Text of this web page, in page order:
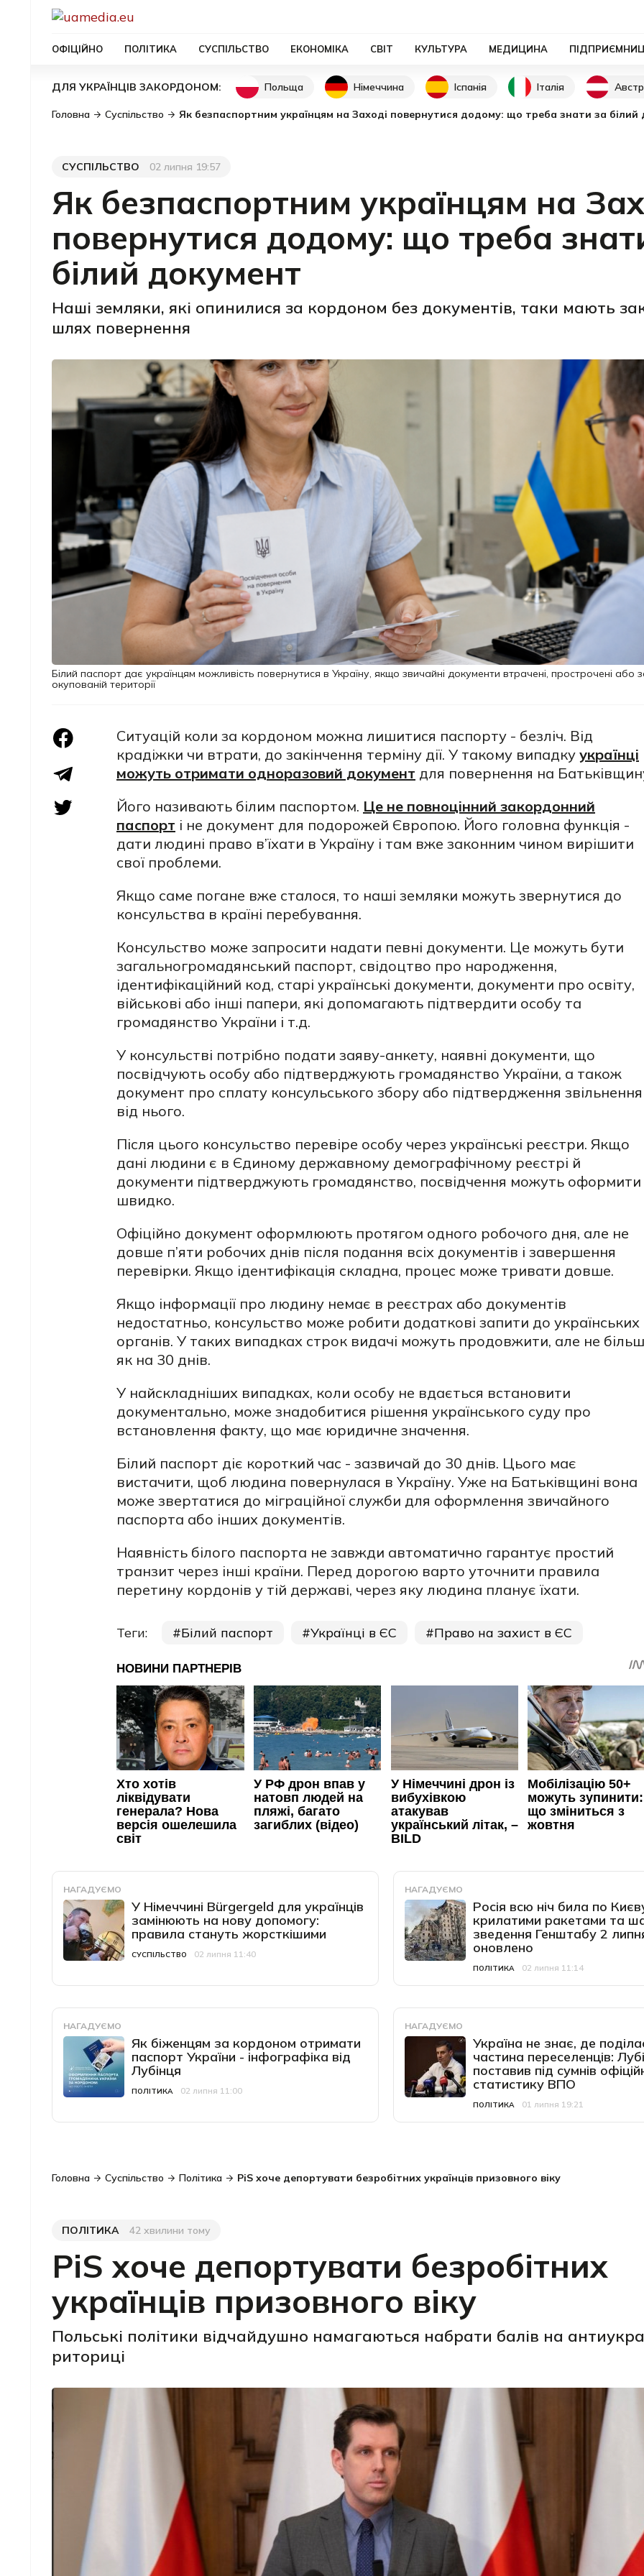
ОФІЦІЙНО ПОЛІТИКА СУСПІЛЬСТВО ЕКОНОМІКА СВІТ КУЛЬТУРА МЕДИЦИНА
ДЛЯ УКРАЇНЦІВ ЗАКОРДОНОМ: Польща Німеччина Іспанія Італія
Головна Суспільство Як безпаспортним українцям на Заході повернутися додому: що треба знати за білий
Категорія
СУСПІЛЬСТВО
Дата публікації02 липня 19:57
Як безпаспортним українцям на
повернутися додому: що треба
білий документ
Наші земляки, які опинилися за кордоном без документів, таки мають
шлях повернення
Білий паспорт дає українцям можливість повернутися в Україну, якщо звичайні документи втрачені, прострочені або
окупованій території
Ситуацій коли за кордоном можна лишитися паспорту - безліч. Від
крадіжки чи втрати, до закінчення терміну дії. У такому випадку українці
можуть отримати одноразовий документ для повернення на
Його називають білим паспортом. Це не повноцінний закордонний
паспорт і не документ для подорожей Європою. Його головна функція -
дати людині право в’їхати в Україну і там вже законним чином вирішити
свої проблеми.
Якщо саме погане вже сталося, то наші земляки можуть звернутися до
консульства в країні перебування.
Консульство може запросити надати певні документи. Це можуть бути
загальногромадянський паспорт, свідоцтво про народження,
ідентифікаційний код, старі українські документи, документи про освіту,
військові або інші папери, які допомагають підтвердити особу та
громадянство України і т.д.
У консульстві потрібно подати заяву-анкету, наявні документи, що
посвідчують особу або підтверджують громадянство України, а також
документ про сплату консульського збору або підтвердження звільнення
від нього.
Після цього консульство перевіре особу через українські реєстри. Якщо
дані людини є в Єдиному державному демографічному реєстрі й
документи підтверджують громадянство, посвідчення можуть оформити
швидко.
Офіційно документ оформлюють протягом одного робочого дня, але не
довше п’яти робочих днів після подання всіх документів і завершення
перевірки. Якщо ідентифікація складна, процес може тривати довше.
Якщо інформації про людину немає в реєстрах або документів
недостатньо, консульство може робити додаткові запити до українських
органів. У таких випадках строк видачі можуть продовжити, але не більш
як на 30 днів.
У найскладніших випадках, коли особу не вдається встановити
документально, може знадобитися рішення українського суду про
встановлення факту, що має юридичне значення.
Білий паспорт діє короткий час - зазвичай до 30 днів. Цього має
вистачити, щоб людина повернулася в Україну. Уже на Батьківщині вона
може звертатися до міграційної служби для оформлення звичайного
паспорта або інших документів.
Наявність білого паспорта не завжди автоматично гарантує простий
транзит через інші країни. Перед дорогою варто уточнити правила
перетину кордонів у тій державі, через яку людина планує їхати.
Теги: Білий паспорт Українці в ЄС Право на захист в ЄС
НАГАДУЄМО
У Німеччині Bürgergeld для українців
замінюють на нову допомогу:
правила стануть жорсткішими
Категорія
СУСПІЛЬСТВО
Дата публікації
02 липня 11:40
НАГАДУЄМО
Росія всю ніч била по
крилатими ракетами та
зведення Генштабу 2
оновлено
Категорія
ПОЛІТИКА
Дата публікації
02 липня 11:14
НАГАДУЄМО
Як біженцям за кордоном отримати
паспорт України - інфографіка від
Лубінця
Категорія
ПОЛІТИКА
Дата публікації
02 липня 11:00
НАГАДУЄМО
Україна не знає, де
частина переселенців:
поставив під сумнів
статистику ВПО
Категорія
ПОЛІТИКА
Дата публікації
01 липня 19:21
Головна Суспільство Політика PiS хоче депортувати безробітних українців призовного віку
Категорія
ПОЛІТИКА
Дата публікації42 хвилини тому
PiS хоче депортувати безробітних
українців призовного віку
Польські політики відчайдушно намагаються набрати балів на
риториці